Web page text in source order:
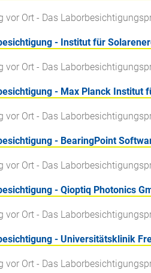
vor Ort - Das
- Institut für
vor Ort - Das
- Max Planck Institut
vor Ort - Das
- BearingPoint
vor Ort - Das
- Qioptiq Photonics
vor Ort - Das
- Universitätsklinik
vor Ort - Das